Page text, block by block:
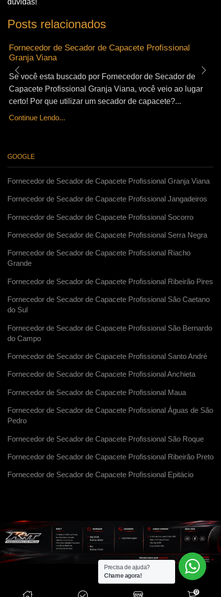
dúvidas!
Posts relacionados
Fornecedor de Secador de Capacete Profissional
Granja Viana
Se você esta buscado por Fornecedor de Secador de
Capacete Profissional Granja Viana, você veio ao lugar
certo! Por que utilizar um secador de capacete?...
Continue Lendo...
GOOGLE
Fornecedor de Secador de Capacete Profissional Granja Viana
Fornecedor de Secador de Capacete Profissional Jangadeiros
Fornecedor de Secador de Capacete Profissional Socorro
Fornecedor de Secador de Capacete Profissional Serra Negra
Fornecedor de Secador de Capacete Profissional Riacho
Grande
Fornecedor de Secador de Capacete Profissional Ribeirão Pires
Fornecedor de Secador de Capacete Profissional São Caetano
do Sul
Fornecedor de Secador de Capacete Profissional São Bernardo
do Campo
Fornecedor de Secador de Capacete Profissional Santo André
Fornecedor de Secador de Capacete Profissional Anchieta
Fornecedor de Secador de Capacete Profissional Maua
Fornecedor de Secador de Capacete Profissional Águas de São
Pedro
Fornecedor de Secador de Capacete Profissional São Roque
Fornecedor de Secador de Capacete Profissional Ribeirão Preto
Fornecedor de Secador de Capacete Profissional Epitácio
0
Precisa de ajuda?
Chame agora!